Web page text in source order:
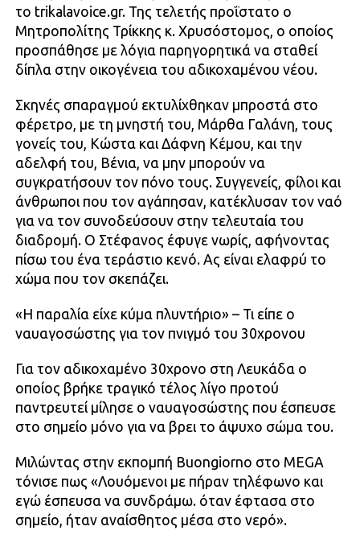
το trikalavoice.gr. Της τελετής προΐστατο ο
Μητροπολίτης Τρίκκης κ. Χρυσόστομος, ο οποίος
προσπάθησε με λόγια παρηγορητικά να σταθεί
δίπλα στην οικογένεια του αδικοχαμένου νέου.
Σκηνές σπαραγμού εκτυλίχθηκαν μπροστά στο
φέρετρο, με τη μνηστή του, Μάρθα Γαλάνη, τους
γονείς του, Κώστα και Δάφνη Κέμου, και την
αδελφή του, Βένια, να μην μπορούν να
συγκρατήσουν τον πόνο τους. Συγγενείς, φίλοι και
άνθρωποι που τον αγάπησαν, κατέκλυσαν τον ναό
για να τον συνοδεύσουν στην τελευταία του
διαδρομή. Ο Στέφανος έφυγε νωρίς, αφήνοντας
πίσω του ένα τεράστιο κενό. Ας είναι ελαφρύ το
χώμα που τον σκεπάζει.
«Η παραλία είχε κύμα πλυντήριο» – Τι είπε ο
ναυαγοσώστης για τον πνιγμό του 30χρονου
Για τον αδικοχαμένο 30χρονο στη Λευκάδα ο
οποίος βρήκε τραγικό τέλος λίγο προτού
παντρευτεί μίλησε ο ναυαγοσώστης που έσπευσε
στο σημείο μόνο για να βρει το άψυχο σώμα του.
Μιλώντας στην εκπομπή Buongiorno στο MEGA
τόνισε πως «Λουόμενοι με πήραν τηλέφωνο και
εγώ έσπευσα να συνδράμω. όταν έφτασα στο
σημείο, ήταν αναίσθητος μέσα στο νερό».